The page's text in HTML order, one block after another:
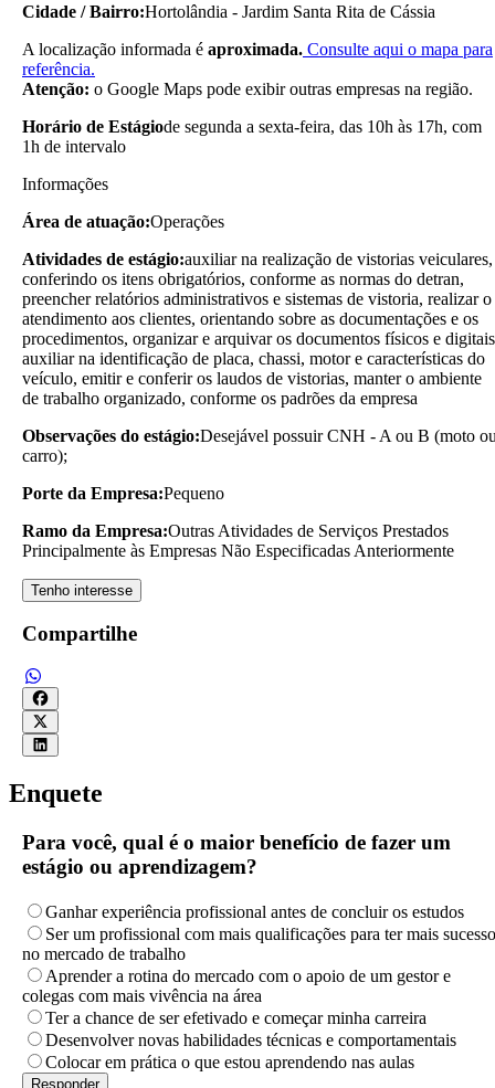
Cidade / Bairro:Hortolândia - Jardim Santa Rita de Cássia
A localização informada é aproximada. Consulte aqui o mapa para
referência.
Atenção: o Google Maps pode exibir outras empresas na região.
Horário de Estágiode segunda a sexta-feira, das 10h às 17h, com
1h de intervalo
Informações
Área de atuação:Operações
Atividades de estágio:auxiliar na realização de vistorias veiculares,
conferindo os itens obrigatórios, conforme as normas do detran,
preencher relatórios administrativos e sistemas de vistoria, realizar o
atendimento aos clientes, orientando sobre as documentações e os
procedimentos, organizar e arquivar os documentos físicos e
auxiliar na identificação de placa, chassi, motor e características do
veículo, emitir e conferir os laudos de vistorias, manter o ambiente
de trabalho organizado, conforme os padrões da empresa
Observações do estágio:Desejável possuir CNH - A ou B (moto
carro);
Porte da Empresa:Pequeno
Ramo da Empresa:Outras Atividades de Serviços Prestados
Principalmente às Empresas Não Especificadas Anteriormente
Tenho interesse
Compartilhe
Enquete
Para você, qual é o maior benefício de fazer um
estágio ou aprendizagem?
Ganhar experiência profissional antes de concluir os estudos
Ser um profissional com mais qualificações para ter mais sucesso
no mercado de trabalho
Aprender a rotina do mercado com o apoio de um gestor e
colegas com mais vivência na área
Ter a chance de ser efetivado e começar minha carreira
Desenvolver novas habilidades técnicas e comportamentais
Colocar em prática o que estou aprendendo nas aulas